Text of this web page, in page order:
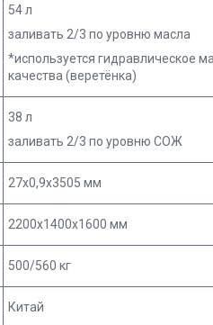
54 л
заливать 2/3 по уровню масла
*используется гидравлическое
качества (веретёнка)
38 л
заливать 2/3 по уровню СОЖ
27х0,9х3505 мм
2200х1400х1600 мм
500/560 кг
Китай